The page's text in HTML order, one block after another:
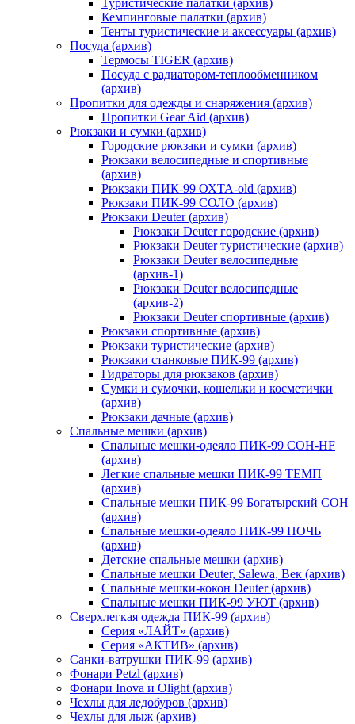
Туристические палатки (архив)
Кемпинговые палатки (архив)
Тенты туристические и аксессуары (архив)
Посуда (архив)
Термосы TIGER (архив)
Посуда с радиатором-теплообменником
(архив)
Пропитки для одежды и снаряжения (архив)
Пропитки Gear Aid (архив)
Рюкзаки и сумки (архив)
Городские рюкзаки и сумки (архив)
Рюкзаки велосипедные и спортивные
(архив)
Рюкзаки ПИК-99 ОХТА-old (архив)
Рюкзаки ПИК-99 СОЛО (архив)
Рюкзаки Deuter (архив)
Рюкзаки Deuter городские (архив)
Рюкзаки Deuter туристические (архив)
Рюкзаки Deuter велосипедные
(архив-1)
Рюкзаки Deuter велосипедные
(архив-2)
Рюкзаки Deuter спортивные (архив)
Рюкзаки спортивные (архив)
Рюкзаки туристические (архив)
Рюкзаки станковые ПИК-99 (архив)
Гидраторы для рюкзаков (архив)
Сумки и сумочки, кошельки и косметички
(архив)
Рюкзаки дачные (архив)
Спальные мешки (архив)
Спальные мешки-одеяло ПИК-99 СОН-HF
(архив)
Легкие спальные мешки ПИК-99 ТЕМП
(архив)
Спальные мешки ПИК-99 Богатырский СОН
(архив)
Спальные мешки-одеяло ПИК-99 НОЧЬ
(архив)
Детские спальные мешки (архив)
Спальные мешки Deuter, Salewa, Век (архив)
Спальные мешки-кокон Deuter (архив)
Спальные мешки ПИК-99 УЮТ (архив)
Сверхлегкая одежда ПИК-99 (архив)
Серия «ЛАЙТ» (архив)
Серия «АКТИВ» (архив)
Санки-ватрушки ПИК-99 (архив)
Фонари Petzl (архив)
Фонари Inova и Olight (архив)
Чехлы для ледобуров (архив)
Чехлы для лыж (архив)